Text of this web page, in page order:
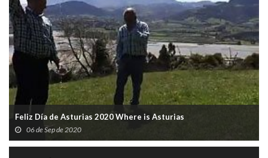
Feliz Día de Asturias 2020 Where is Asturias
06 de Sep de 2020